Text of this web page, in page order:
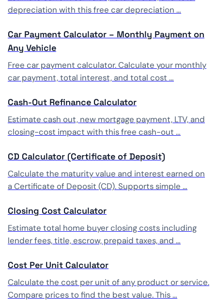
depreciation with this free car depreciation …
Car Payment Calculator – Monthly Payment on
Any Vehicle
Free car payment calculator. Calculate your monthly
car payment, total interest, and total cost …
Cash-Out Refinance Calculator
Estimate cash out, new mortgage payment, LTV, and
closing-cost impact with this free cash-out …
CD Calculator (Certificate of Deposit)
Calculate the maturity value and interest earned on
a Certificate of Deposit (CD). Supports simple …
Closing Cost Calculator
Estimate total home buyer closing costs including
lender fees, title, escrow, prepaid taxes, and …
Cost Per Unit Calculator
Calculate the cost per unit of any product or service.
Compare prices to find the best value. This …